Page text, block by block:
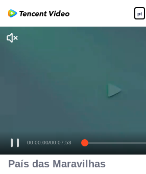
pt
Desfrute de séries em alta definição e
00:00:00/00:07:53
País das Maravilhas